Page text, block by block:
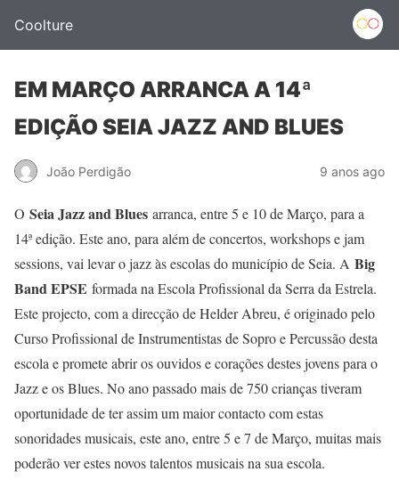
Coolture
EM MARÇO ARRANCA A 14ª
EDIÇÃO SEIA JAZZ AND BLUES
João Perdigão 9 anos ago
O Seia Jazz and Blues arranca, entre 5 e 10 de Março, para a
14ª edição. Este ano, para além de concertos, workshops e jam
sessions, vai levar o jazz às escolas do município de Seia. A Big
Band EPSE formada na Escola Profissional da Serra da Estrela.
Este projecto, com a direcção de Helder Abreu, é originado pelo
Curso Profissional de Instrumentistas de Sopro e Percussão desta
escola e promete abrir os ouvidos e corações destes jovens para o
Jazz e os Blues. No ano passado mais de 750 crianças tiveram
oportunidade de ter assim um maior contacto com estas
sonoridades musicais, este ano, entre 5 e 7 de Março, muitas mais
poderão ver estes novos talentos musicais na sua escola.